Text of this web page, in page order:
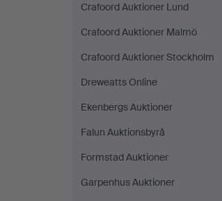
Crafoord Auktioner Lund
Crafoord Auktioner Malmö
Crafoord Auktioner Stockholm
Dreweatts Online
Ekenbergs Auktioner
Falun Auktionsbyrå
Formstad Auktioner
Garpenhus Auktioner